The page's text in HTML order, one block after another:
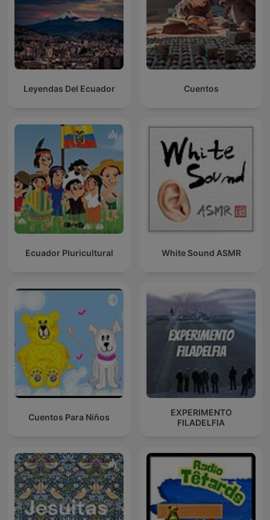
Leyendas Del Ecuador Cuentos
Ecuador Pluricultural White Sound ASMR
Cuentos Para Niños
EXPERIMENTO
FILADELFIA